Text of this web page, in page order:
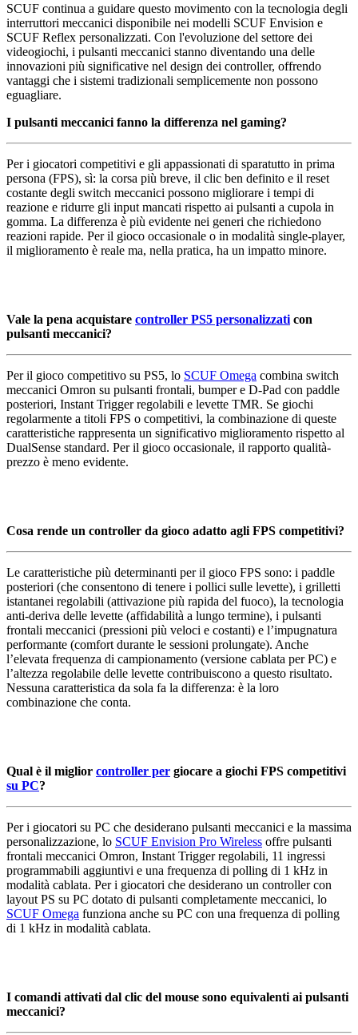
SCUF continua a guidare questo movimento con la tecnologia degli
interruttori meccanici disponibile nei modelli SCUF Envision e
SCUF Reflex personalizzati. Con l'evoluzione del settore dei
videogiochi, i pulsanti meccanici stanno diventando una delle
innovazioni più significative nel design dei controller, offrendo
vantaggi che i sistemi tradizionali semplicemente non possono
eguagliare.
I pulsanti meccanici fanno la differenza nel gaming?
Per i giocatori competitivi e gli appassionati di sparatutto in prima
persona (FPS), sì: la corsa più breve, il clic ben definito e il reset
costante degli switch meccanici possono migliorare i tempi di
reazione e ridurre gli input mancati rispetto ai pulsanti a cupola in
gomma. La differenza è più evidente nei generi che richiedono
reazioni rapide. Per il gioco occasionale o in modalità single-player,
il miglioramento è reale ma, nella pratica, ha un impatto minore.
Vale la pena acquistare controller PS5 personalizzati con
pulsanti meccanici?
Per il gioco competitivo su PS5, lo SCUF Omega combina switch
meccanici Omron su pulsanti frontali, bumper e D-Pad con paddle
posteriori, Instant Trigger regolabili e levette TMR. Se giochi
regolarmente a titoli FPS o competitivi, la combinazione di queste
caratteristiche rappresenta un significativo miglioramento rispetto al
DualSense standard. Per il gioco occasionale, il rapporto qualità-
prezzo è meno evidente.
Cosa rende un controller da gioco adatto agli FPS competitivi?
Le caratteristiche più determinanti per il gioco FPS sono: i paddle
posteriori (che consentono di tenere i pollici sulle levette), i grilletti
istantanei regolabili (attivazione più rapida del fuoco), la tecnologia
anti-deriva delle levette (affidabilità a lungo termine), i pulsanti
frontali meccanici (pressioni più veloci e costanti) e l’impugnatura
performante (comfort durante le sessioni prolungate). Anche
l’elevata frequenza di campionamento (versione cablata per PC) e
l’altezza regolabile delle levette contribuiscono a questo risultato.
Nessuna caratteristica da sola fa la differenza: è la loro
combinazione che conta.
Qual è il miglior controller per giocare a giochi FPS competitivi
su PC?
Per i giocatori su PC che desiderano pulsanti meccanici e la massima
personalizzazione, lo SCUF Envision Pro Wireless offre pulsanti
frontali meccanici Omron, Instant Trigger regolabili, 11 ingressi
programmabili aggiuntivi e una frequenza di polling di 1 kHz in
modalità cablata. Per i giocatori che desiderano un controller con
layout PS su PC dotato di pulsanti completamente meccanici, lo
SCUF Omega funziona anche su PC con una frequenza di polling
di 1 kHz in modalità cablata.
I comandi attivati dal clic del mouse sono equivalenti ai pulsanti
meccanici?